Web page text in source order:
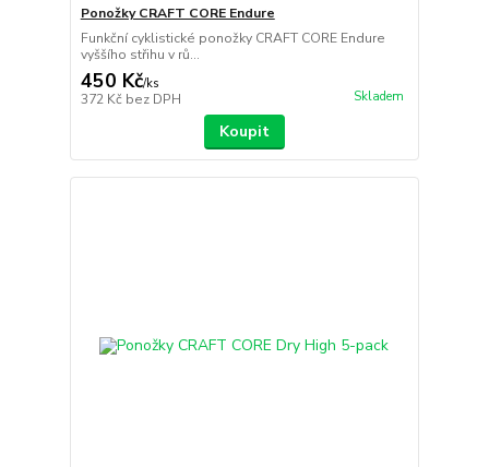
Ponožky CRAFT CORE Endure
Funkční cyklistické ponožky CRAFT CORE Endure
vyššího střihu v rů...
450 Kč/ks
372 Kč bez DPH Skladem
Koupit